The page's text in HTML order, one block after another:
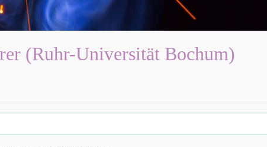
(Ruhr-Universität Bochum)